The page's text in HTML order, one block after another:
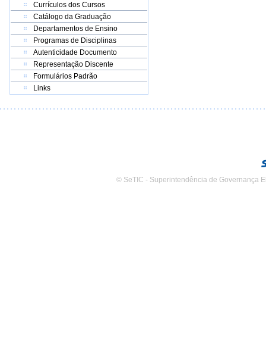
Currículos dos Cursos
Catálogo da Graduação
Departamentos de Ensino
Programas de Disciplinas
Autenticidade Documento
Representação Discente
Formulários Padrão
Links
© SeTIC - Superintendência de Governança